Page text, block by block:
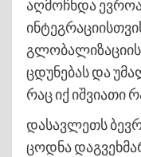
აღმოჩნდა
ცდუნებას და
რაც იქ იშვიათი
დასავლეთს
ცოდნა